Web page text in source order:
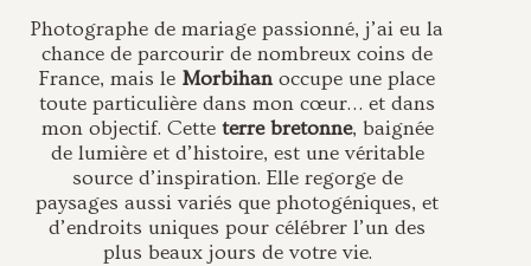
Photographe de mariage passionné, j’ai eu la
chance de parcourir de nombreux coins de
France, mais le Morbihan occupe une place
toute particulière dans mon cœur… et dans
mon objectif. Cette terre bretonne, baignée
de lumière et d’histoire, est une véritable
source d’inspiration. Elle regorge de
paysages aussi variés que photogéniques, et
d’endroits uniques pour célébrer l’un des
plus beaux jours de votre vie.